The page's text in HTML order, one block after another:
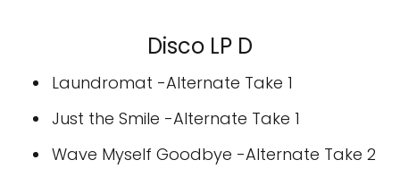
Disco LP D
Laundromat -Alternate Take 1
Just the Smile -Alternate Take 1
Wave Myself Goodbye -Alternate Take 2